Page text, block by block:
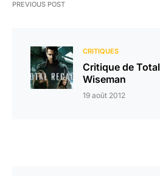
PREVIOUS POST
CRITIQUES
Critique de
Wiseman
19 août 2012